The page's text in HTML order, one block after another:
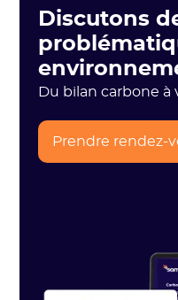
Discutons
Du bilan carbone à
Prendre rendez-